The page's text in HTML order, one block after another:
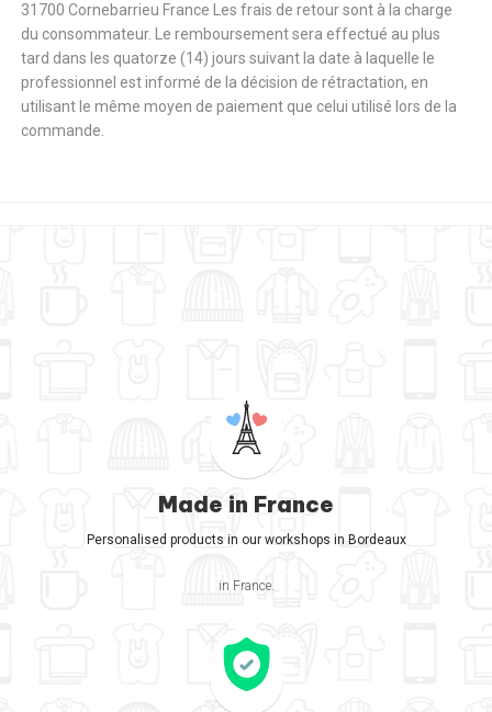
31700 Cornebarrieu France Les frais de retour sont à la charge
du consommateur. Le remboursement sera effectué au plus
tard dans les quatorze (14) jours suivant la date à laquelle le
professionnel est informé de la décision de rétractation, en
utilisant le même moyen de paiement que celui utilisé lors de la
commande.
Made in France
Personalised products in our workshops in Bordeaux
in France.